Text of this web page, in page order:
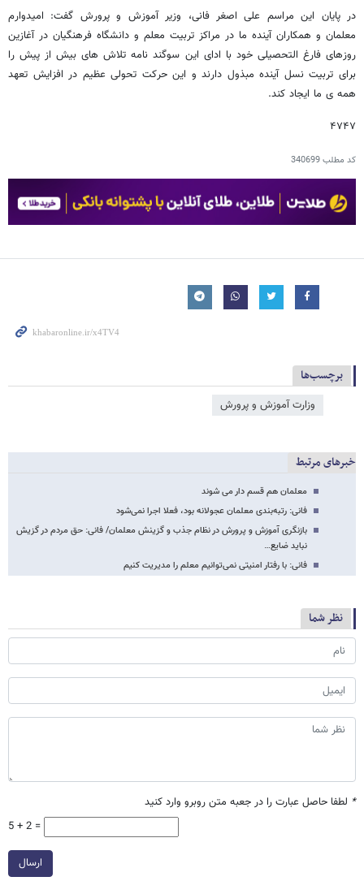
در پایان این مراسم علی اصغر فانی، وزیر آموزش و پرورش گفت: امیدوارم
معلمان و همکاران آینده ما در مراکز تربیت معلم و دانشگاه فرهنگیان در آغازین
روزهای فارغ التحصیلی خود با ادای این سوگند نامه تلاش های بیش از پیش را
برای تربیت نسل آینده مبذول دارند و این حرکت تحولی عظیم در افزایش تعهد
همه ی ما ایجاد کند.
۴۷۴۷
کد مطلب340699
برچسب‌ها
وزارت آموزش و پرورش
خبرهای مرتبط
معلمان هم قسم دار می شوند
فانی: رتبه‌بندی معلمان عجولانه بود، فعلا اجرا نمی‌شود
بازنگری آموزش و پرورش در نظام جذب و گزینش معلمان/ فانی: حق مردم در گزیش
نباید ضایع…
فانی: با رفتار امنیتی نمی‌توانیم معلم را مدیریت کنیم
نظر شما
* لطفا حاصل عبارت را در جعبه متن روبرو وارد کنید
5 + 2 =
ارسال